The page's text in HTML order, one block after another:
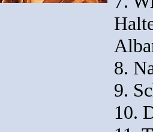
8.
9.
10.